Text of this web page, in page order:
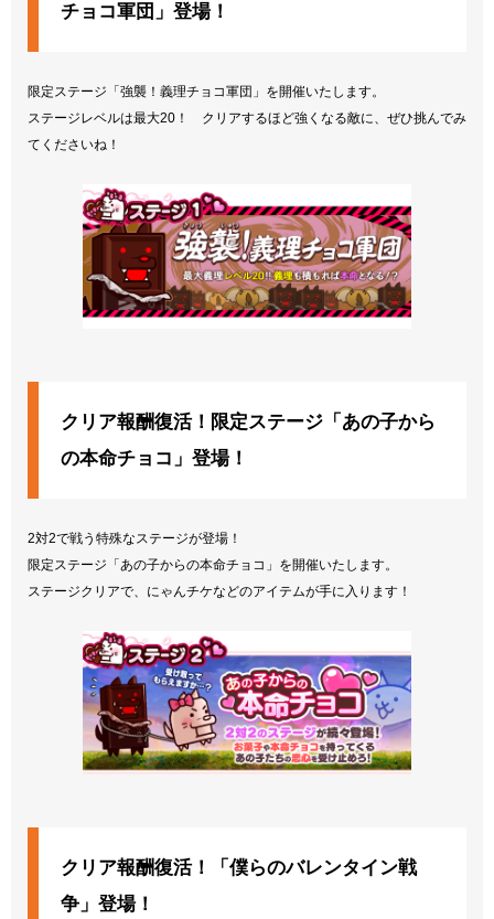
チョコ軍団」登場！
限定ステージ「強襲！義理チョコ軍団」を開催いたします。
ステージレベルは最大20！ クリアするほど強くなる敵に、ぜひ挑んでみ
てくださいね！
クリア報酬復活！限定ステージ「あの子から
の本命チョコ」登場！
2対2で戦う特殊なステージが登場！
限定ステージ「あの子からの本命チョコ」を開催いたします。
ステージクリアで、にゃんチケなどのアイテムが手に入ります！
クリア報酬復活！「僕らのバレンタイン戦
争」登場！